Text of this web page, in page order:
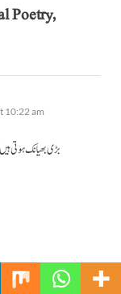
Poetry,
10:22 am
‏بڑی بھیانک ہوتی